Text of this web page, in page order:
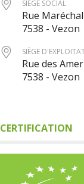
SIÈGE SOCIAL
Rue
7538 - Vezon
SIÈGE
Rue des
7538 - Vezon
CERTIFICATION